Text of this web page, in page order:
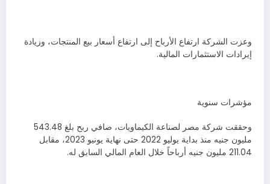
وعزت الشركة ارتفاع الأرباح إلى ارتفاع أسعار بيع المنتجات، وزيادة
إيرادات الاستثمارات المالية.
مؤشرات سنوية
وحققت شركة مصر لصناعة الكيماويات، صافي ربح بلغ 543.48
مليون جنيه منذ بداية يوليو 2022 حتى نهاية يونيو 2023، مقابل
211.04 مليون جنيه أرباحاً خلال العام المالي السابق له.